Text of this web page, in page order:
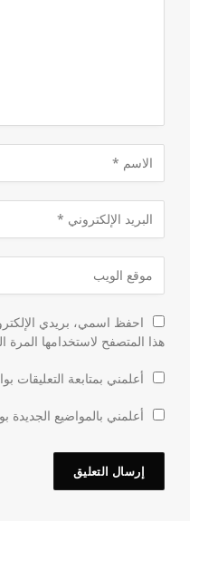
احفظ اسمي، بريدي
هذا المتصفح لاستخدامها المرة
أعلمني بمتابعة التعليقات
أعلمني بالمواضيع الجديدة